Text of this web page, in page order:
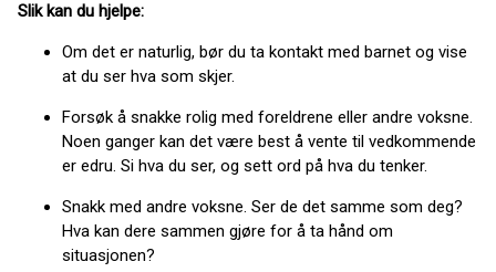
Slik kan du hjelpe:
Om det er naturlig, bør du ta kontakt med barnet og vise
at du ser hva som skjer.
Forsøk å snakke rolig med foreldrene eller andre voksne.
Noen ganger kan det være best å vente til vedkommende
er edru. Si hva du ser, og sett ord på hva du tenker.
Snakk med andre voksne. Ser de det samme som deg?
Hva kan dere sammen gjøre for å ta hånd om
situasjonen?